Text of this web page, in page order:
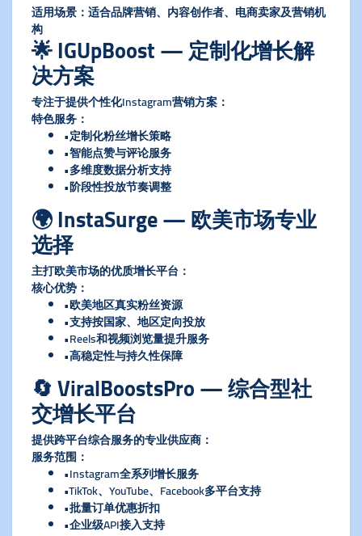
​适用场景​ ​：适合品牌营销、内容创作者、电商卖家及营销机
构
🌟 IGUpBoost — 定制化增长解
决方案
专注于提供个性化Instagram营销方案：
​特色服务​ ​：
•定制化粉丝增长策略
•智能点赞与评论服务
•多维度数据分析支持
•阶段性投放节奏调整
🌍 InstaSurge — 欧美市场专业
选择
主打欧美市场的优质增长平台：
​核心优势​ ​：
•欧美地区真实粉丝资源
•支持按国家、地区定向投放
•Reels和视频浏览量提升服务
•高稳定性与持久性保障
🔄 ViralBoostsPro — 综合型社
交增长平台
提供跨平台综合服务的专业供应商：
​服务范围​ ​：
•Instagram全系列增长服务
•TikTok、YouTube、Facebook多平台支持
•批量订单优惠折扣
•企业级API接入支持